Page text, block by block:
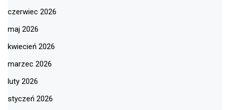
czerwiec 2026
maj 2026
kwiecień 2026
marzec 2026
luty 2026
styczeń 2026